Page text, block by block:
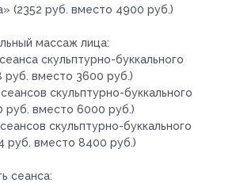
(2352 руб. вместо 4900 руб.)
массаж лица:
скульптурно-буккального
руб. вместо 3600 руб.)
скульптурно-буккального
руб. вместо 6000 руб.)
скульптурно-буккального
руб. вместо 8400 руб.)
сеанса: